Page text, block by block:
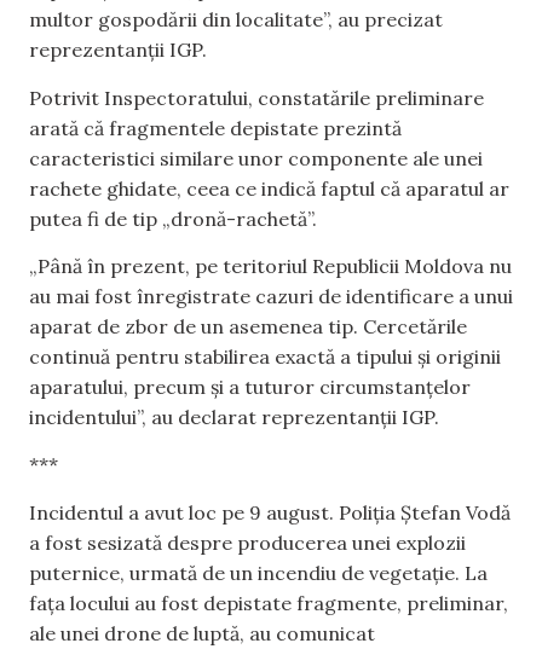
multor gospodării din localitate”, au precizat
reprezentanții IGP.
Potrivit Inspectoratului, constatările preliminare
arată că fragmentele depistate prezintă
caracteristici similare unor componente ale unei
rachete ghidate, ceea ce indică faptul că aparatul ar
putea fi de tip „dronă-rachetă”.
„Până în prezent, pe teritoriul Republicii Moldova nu
au mai fost înregistrate cazuri de identificare a unui
aparat de zbor de un asemenea tip. Cercetările
continuă pentru stabilirea exactă a tipului și originii
aparatului, precum și a tuturor circumstanțelor
incidentului”, au declarat reprezentanții IGP.
***
Incidentul a avut loc pe 9 august. Poliția Ștefan Vodă
a fost sesizată despre producerea unei explozii
puternice, urmată de un incendiu de vegetație. La
fața locului au fost depistate fragmente, preliminar,
ale unei drone de luptă, au comunicat